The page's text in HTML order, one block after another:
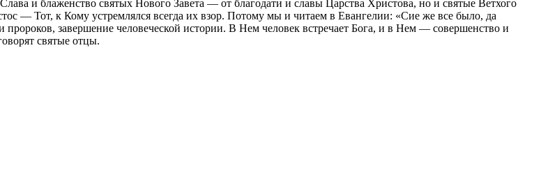
и блаженство святых Нового Завета — от благодати и славы Царства Христова, но и святые Ветхого
— Тот, к Кому устремлялся всегда их взор. Потому мы и читаем в Евангелии: «Сие же все было, да
завершение человеческой истории. В Нем человек встречает Бога, и в Нем — совершенство и
святые отцы.